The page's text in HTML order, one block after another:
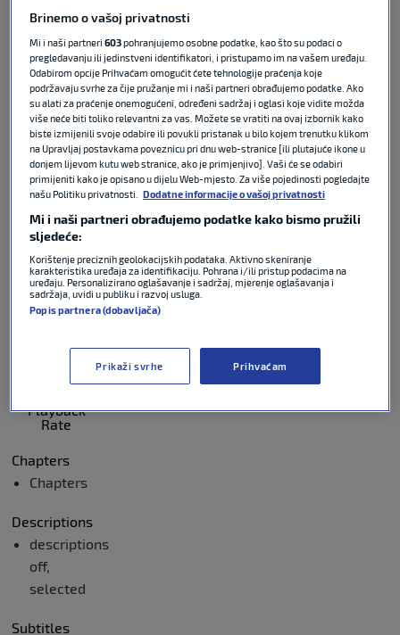
Video Player
is loading.
Play Video
Play
Unmute
Current
Time0:00
Duration0:00
Loaded:0%
Stream
TypeLIVE
0:00
Playback
Rate
Chapters
Chapters
Descriptions
descriptions
off,
selected
Subtitles
Brinemo o vašoj privatnosti
Mi i naši partneri603pohranjujemo osobne podatke, kao što su podaci o
pregledavanju ili jedinstveni identifikatori, i pristupamo im na vašem uređaju.
Odabirom opcije Prihvaćam omogućit ćete tehnologije praćenja koje
podržavaju svrhe za čije pružanje mi i naši partneri obrađujemo podatke. Ako
su alati za praćenje onemogućeni, određeni sadržaj i oglasi koje vidite možda
više neće biti toliko relevantni za vas. Možete se vratiti na ovaj izbornik kako
biste izmijenili svoje odabire ili povukli pristanak u bilo kojem trenutku klikom
na Upravljaj postavkama poveznicu pri dnu web-stranice [ili plutajuće ikone u
donjem lijevom kutu web stranice, ako je primjenjivo]. Vaši će se odabiri
primijeniti kako je opisano u dijelu Web-mjesto. Za više pojedinosti pogledajte
našu Politiku privatnosti.
Dodatne informacije o vašoj privatnosti
Mi i naši partneri obrađujemo podatke kako bismo pružili
sljedeće:
Korištenje preciznih geolokacijskih podataka. Aktivno skeniranje
karakteristika uređaja za identifikaciju. Pohrana i/ili pristup podacima na
uređaju. Personalizirano oglašavanje i sadržaj, mjerenje oglašavanja i
sadržaja, uvidi u publiku i razvoj usluga.
Popis partnera (dobavljača)
Prikaži svrhe Prihvaćam